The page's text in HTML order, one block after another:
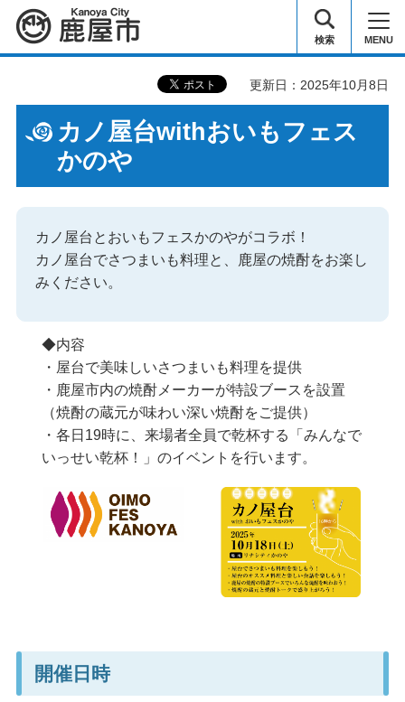
鹿屋市 検索 MENU
更新日：2025年10月8日
カノ屋台withおいもフェス
かのや
カノ屋台とおいもフェスかのやがコラボ！
カノ屋台でさつまいも料理と、鹿屋の焼酎をお楽し
みください。
◆内容
・屋台で美味しいさつまいも料理を提供
・鹿屋市内の焼酎メーカーが特設ブースを設置
（焼酎の蔵元が味わい深い焼酎をご提供）
・各日19時に、来場者全員で乾杯する「みんなで
いっせい乾杯！」のイベントを行います。
開催日時